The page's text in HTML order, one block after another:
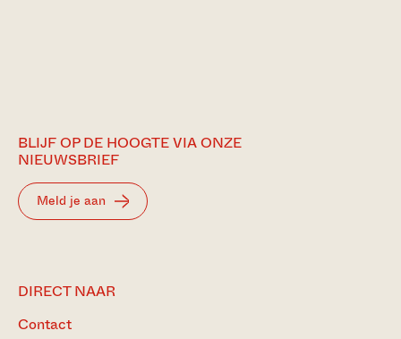
BLIJF OP DE HOOGTE VIA ONZE
NIEUWSBRIEF
Meld je aan
DIRECT NAAR
Contact